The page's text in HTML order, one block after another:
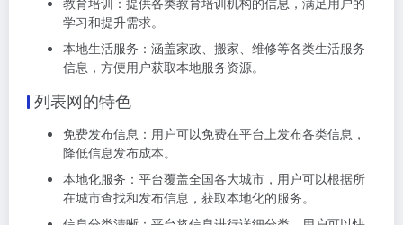
学习和提升需求。
本地生活服务：涵盖家政、搬家、维修等各类生活服务
信息，方便用户获取本地服务资源。
列表网的特色
免费发布信息：用户可以免费在平台上发布各类信息，
降低信息发布成本。
本地化服务：平台覆盖全国各大城市，用户可以根据所
在城市查找和发布信息，获取本地化的服务。